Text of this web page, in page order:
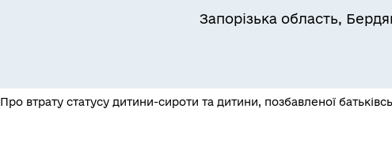
Запорізька область,
Про втрату статусу дитини-сироти та дитини, позбавленої